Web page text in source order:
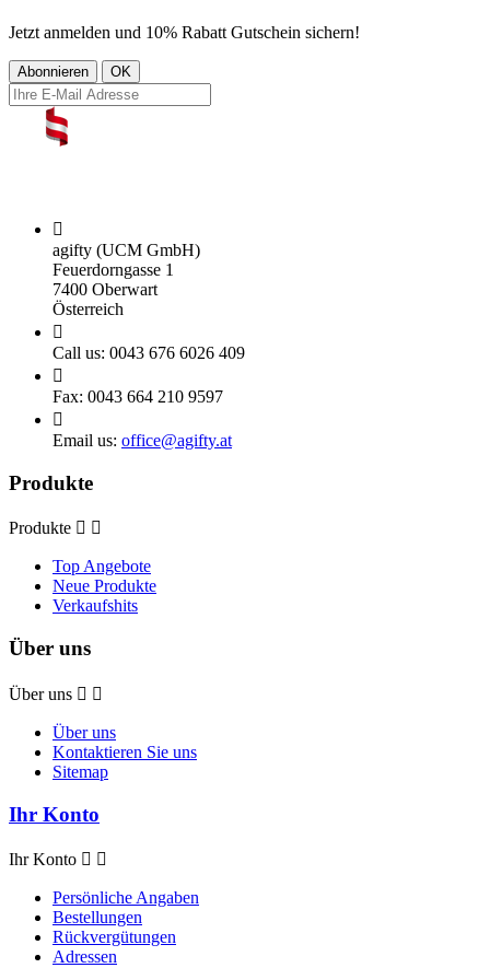
Jetzt anmelden und 10% Rabatt Gutschein sichern!

agifty (UCM GmbH)
Feuerdorngasse 1
7400 Oberwart
Österreich

Call us: 0043 676 6026 409

Fax: 0043 664 210 9597

Email us: office@agifty.at
Produkte
Produkte  
Top Angebote
Neue Produkte
Verkaufshits
Über uns
Über uns  
Über uns
Kontaktieren Sie uns
Sitemap
Ihr Konto
Ihr Konto  
Persönliche Angaben
Bestellungen
Rückvergütungen
Adressen